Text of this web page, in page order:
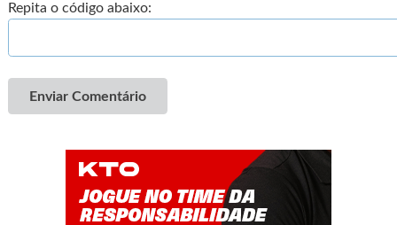
Repita o código abaixo:
Enviar Comentário